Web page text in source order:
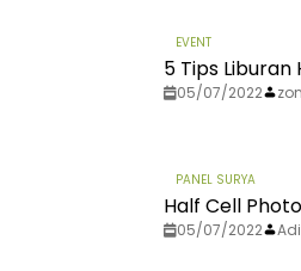
EVENT
5 Tips
05/07/2022
PANEL SURYA
Half Cell
05/07/2022